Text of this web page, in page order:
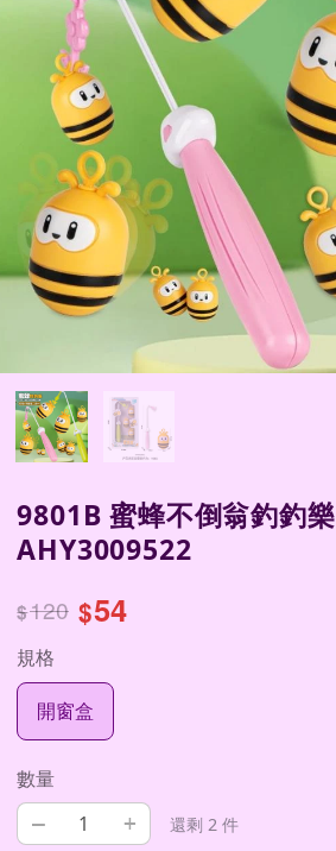
9801B 蜜蜂不倒翁釣釣樂
AHY3009522
$120 $54
規格
開窗盒
數量
– + 還剩 2 件